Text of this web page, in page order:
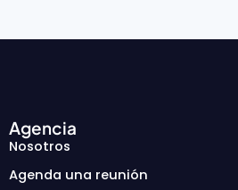
Agencia
Nosotros
Agenda una reunión